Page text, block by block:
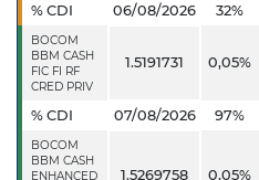
% CDI 06/08/2026 32%
BOCOM
BBM CASH
FIC FI RF
CRED PRIV
1.5191731 0,05%
% CDI 07/08/2026 97%
BOCOM
BBM CASH
ENHANCED
1.5269758 0,05%